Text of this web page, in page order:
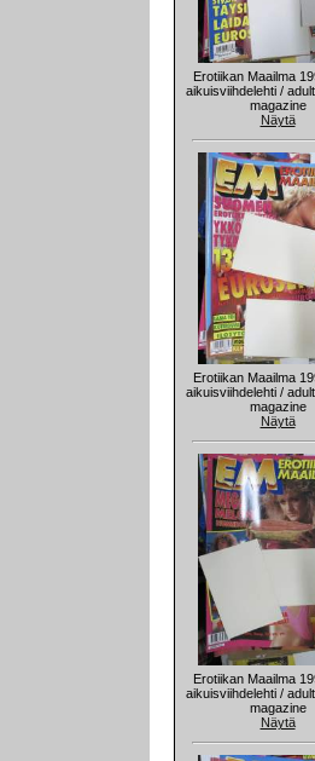
Erotiikan Maailma
aikuisviihdelehti /
magazine
Näytä
Erotiikan Maailma
aikuisviihdelehti /
magazine
Näytä
Erotiikan Maailma
aikuisviihdelehti /
magazine
Näytä